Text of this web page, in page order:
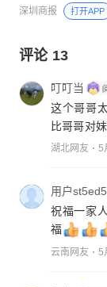
深圳商报 打开APP
评论 13
叮叮当
这个哥哥
比哥哥对
湖北网友 5
用户
祝福一家
福
云南网友 5